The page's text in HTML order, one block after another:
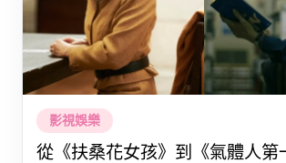
影視娛樂
從《扶桑花女孩》到《氣體人第